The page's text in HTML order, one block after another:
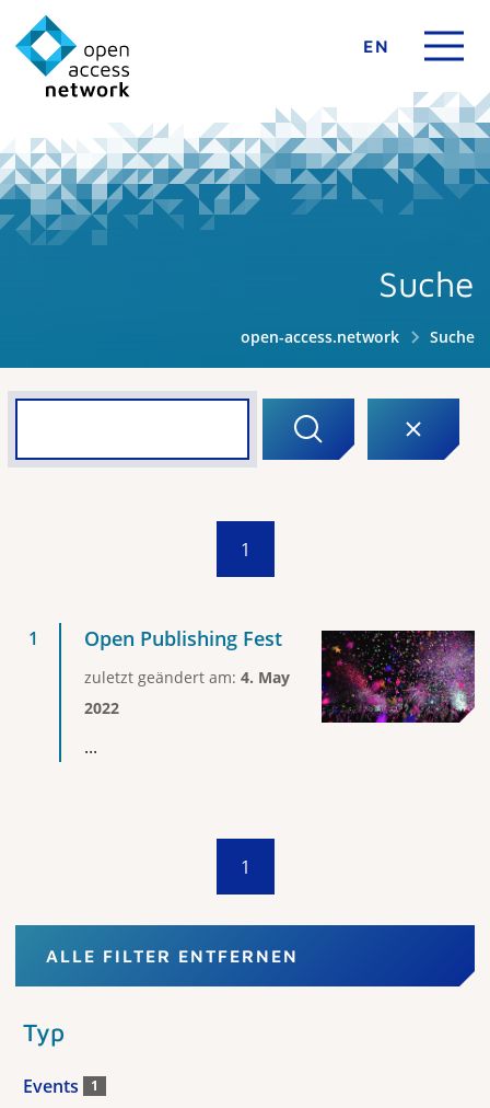
EN
Suche
open-access.network Suche
1
Open Publishing Fest
zuletzt geändert am: 4. May
2022
...
1
ALLE FILTER ENTFERNEN
Typ
Events 1